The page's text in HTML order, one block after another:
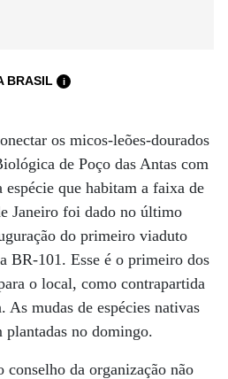
BRASIL i
os micos-leões-dourados
de Poço das Antas com
espécie que habitam a faixa de
Janeiro foi dado no último
do primeiro viaduto
BR-101. Esse é o primeiro dos
o local, como contrapartida
As mudas de espécies nativas
no domingo.
conselho da organização não